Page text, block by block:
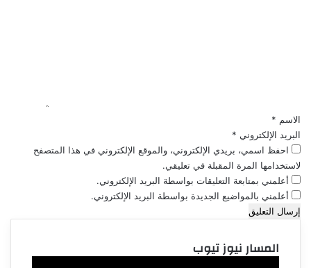
الاسم *
البريد الإلكتروني *
احفظ اسمي، بريدي الإلكتروني، والموقع الإلكتروني في هذا المتصفح
لاستخدامها المرة المقبلة في تعليقي.
أعلمني بمتابعة التعليقات بواسطة البريد الإلكتروني.
أعلمني بالمواضيع الجديدة بواسطة البريد الإلكتروني.
المسار نيوز تيوب